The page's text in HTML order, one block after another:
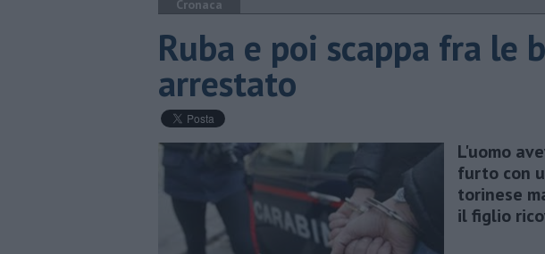
Cronaca
Ruba e poi scappa fra le
arrestato
L'uomo
furto con
torinese
il figlio